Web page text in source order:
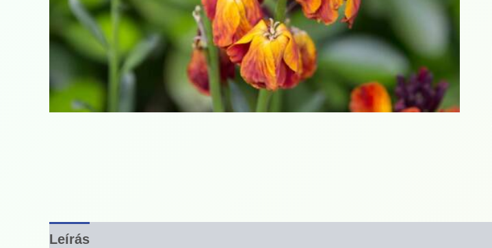
Leírás